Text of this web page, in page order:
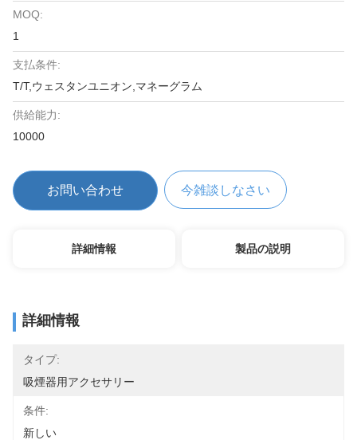
MOQ:
1
支払条件:
T/T,ウェスタンユニオン,マネーグラム
供給能力:
10000
お問い合わせ 今雑談しなさい
詳細情報 製品の説明
詳細情報
タイプ:
吸煙器用アクセサリー
条件:
新しい